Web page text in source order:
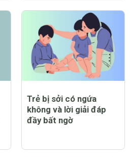
Trẻ bị sởi có ngứa
không và lời giải đáp
đầy bất ngờ